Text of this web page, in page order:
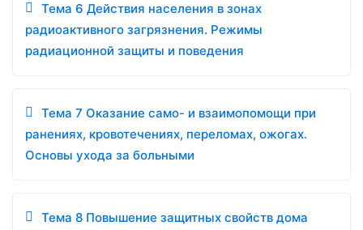
Тема 6 Действия населения в зонах
радиоактивного загрязнения. Режимы
радиационной защиты и поведения
Тема 7 Оказание само- и взаимопомощи при
ранениях, кровотечениях, переломах, ожогах.
Основы ухода за больными
Тема 8 Повышение защитных свойств дома